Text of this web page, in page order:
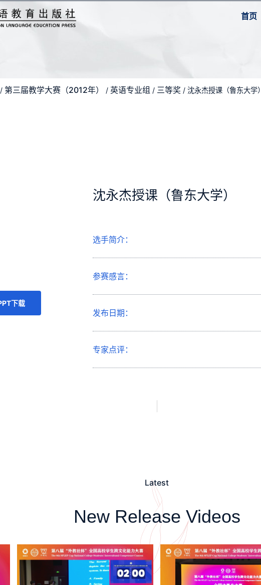
首页
/ 第三届教学大赛（2012年） / 英语专业组 / 三等奖 / 沈永杰授课（鲁东大学）
下载
沈永杰授课（鲁东大学）
选手简介：
参赛感言：
发布日期：
专家点评：
Latest
New Release Videos